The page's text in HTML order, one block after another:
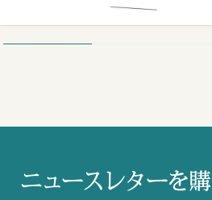
ニュースレターを